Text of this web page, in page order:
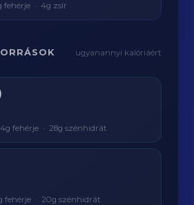
fehérje · 4g zsír
ugyanannyi kalóriáért
fehérje · 28g szénhidrát
fehérje · 20g szénhidrát